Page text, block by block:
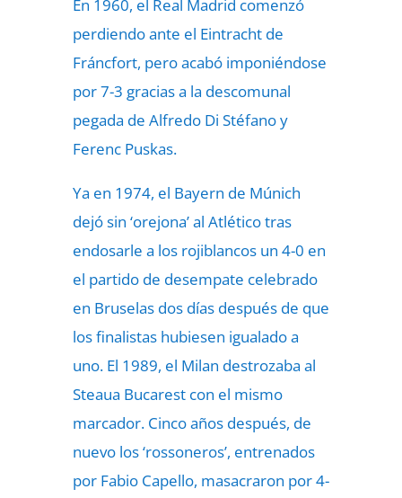
En 1960, el Real Madrid comenzó
perdiendo ante el Eintracht de
Fráncfort, pero acabó imponiéndose
por 7-3 gracias a la descomunal
pegada de Alfredo Di Stéfano y
Ferenc Puskas.
Ya en 1974, el Bayern de Múnich
dejó sin ‘orejona’ al Atlético tras
endosarle a los rojiblancos un 4-0 en
el partido de desempate celebrado
en Bruselas dos días después de que
los finalistas hubiesen igualado a
uno. El 1989, el Milan destrozaba al
Steaua Bucarest con el mismo
marcador. Cinco años después, de
nuevo los ‘rossoneros’, entrenados
por Fabio Capello, masacraron por 4-